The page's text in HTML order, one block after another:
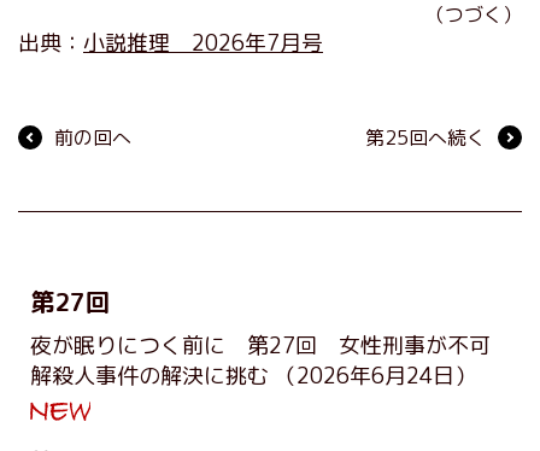
（つづく）
出典： 小説推理 2026年7月号
前の回へ 第25回へ続く
第27回
夜が眠りにつく前に 第27回 女性刑事が不可
解殺人事件の解決に挑む
（2026年6月24日）